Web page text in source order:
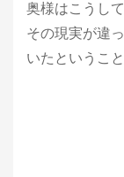
奥様はこうし
その現実が違
いたというこ